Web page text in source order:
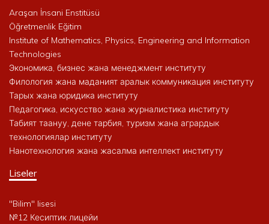
Araşan İnsani Enstitüsü
Öğretmenlik Eğitim
Institute of Mathematics, Physics, Engineering and Information
Technologies
Экономика, бизнес жана менеджмент институту
Филология жана маданият аралык коммуникация институту
Тарых жана юридика институту
Педагогика, искусство жана журналистика институту
Табият таануу, дене тарбия, туризм жана агрардык
технологиялар институту
Нанотехнология жана жасалма интеллект институту
Liseler
"Bilim" lisesi
№12 Кесиптик лицейи